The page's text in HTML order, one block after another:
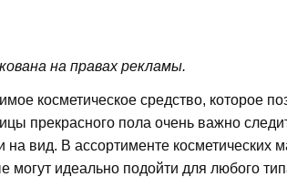
на правах рекламы.
косметическое средство, которое
прекрасного пола очень важно
вид. В ассортименте косметических
могут идеально подойти для любого